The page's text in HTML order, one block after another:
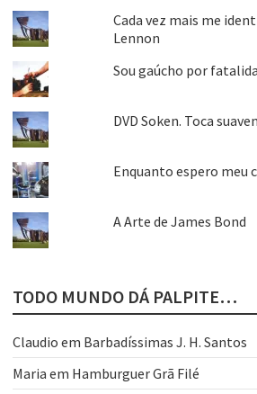
Cada vez mais me
Lennon
Sou gaúcho por
DVD Soken. Toca
Enquanto espero meu
A Arte de James Bond
TODO MUNDO DÁ PALPITE…
Claudio em Barbadíssimas J. H. Santos
Maria em Hamburguer Grã Filé